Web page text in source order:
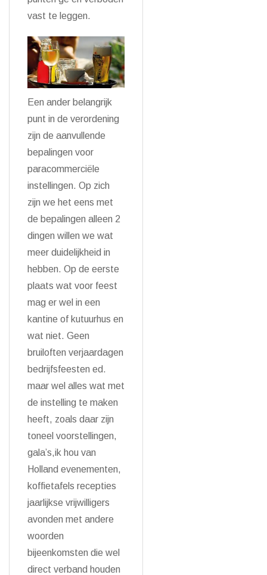
vast te leggen.
Een ander belangrijk
punt in de verordening
zijn de aanvullende
bepalingen voor
paracommerciële
instellingen. Op zich
zijn we het eens met
de bepalingen alleen 2
dingen willen we wat
meer duidelijkheid in
hebben. Op de eerste
plaats wat voor feest
mag er wel in een
kantine of kutuurhus en
wat niet. Geen
bruiloften verjaardagen
bedrijfsfeesten ed.
maar wel alles wat met
de instelling te maken
heeft, zoals daar zijn
toneel voorstellingen,
gala’s,ik hou van
Holland evenementen,
koffietafels recepties
jaarlijkse vrijwilligers
avonden met andere
woorden
bijeenkomsten die wel
direct verband houden